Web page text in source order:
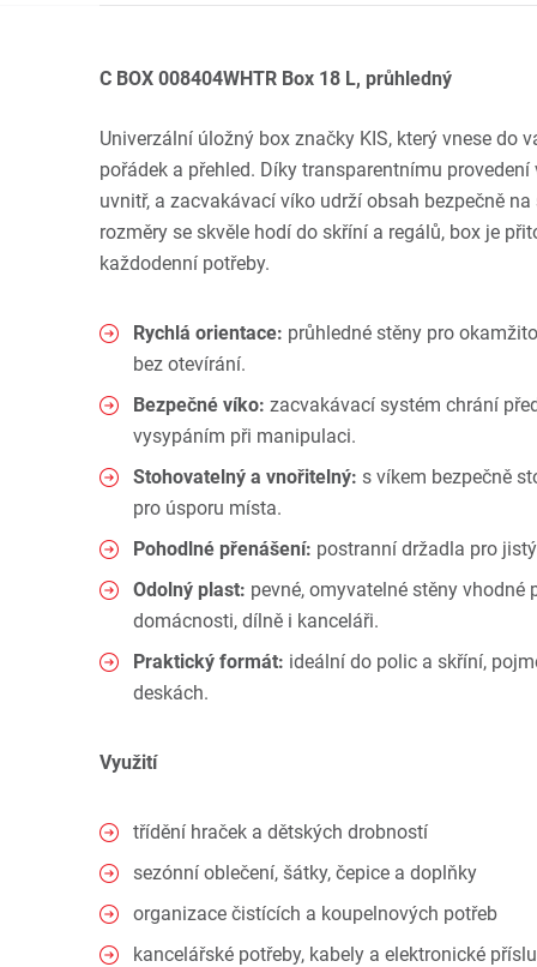
C BOX 008404WHTR Box 18 L, průhledný
Univerzální úložný box značky KIS, který vnese do
pořádek a přehled. Díky transparentnímu
uvnitř, a zacvakávací víko udrží obsah bezpečně
rozměry se skvěle hodí do skříní a regálů, box je
každodenní potřeby.
Rychlá orientace: průhledné stěny pro
bez otevírání.
Bezpečné víko: zacvakávací systém chrání
vysypáním při manipulaci.
Stohovatelný a vnořitelný: s víkem bezpečně
pro úsporu místa.
Pohodlné přenášení: postranní držadla pro
Odolný plast: pevné, omyvatelné stěny vhodné
domácnosti, dílně i kanceláři.
Praktický formát: ideální do polic a skříní,
deskách.
Využití
třídění hraček a dětských drobností
sezónní oblečení, šátky, čepice a doplňky
organizace čistících a koupelnových potřeb
kancelářské potřeby, kabely a elektronické